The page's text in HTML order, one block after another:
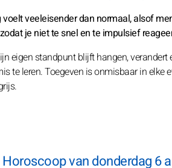
veeleisender dan normaal, alsof
je niet te snel en te impulsief
eigen standpunt blijft hangen,
te leren. Toegeven is onmisbaar in
van donderdag 6